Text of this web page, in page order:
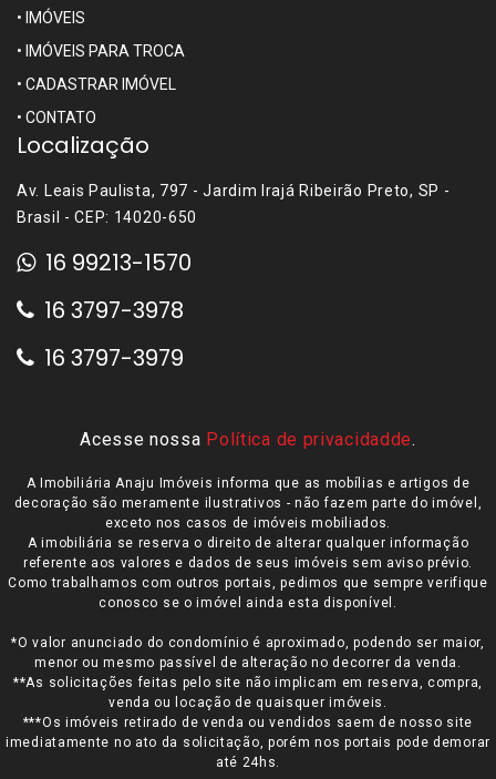
• IMÓVEIS
• IMÓVEIS PARA TROCA
• CADASTRAR IMÓVEL
• CONTATO
Localização
Av. Leais Paulista, 797 - Jardim Irajá Ribeirão Preto, SP -
Brasil - CEP: 14020-650
16 99213-1570
16 3797-3978
16 3797-3979
Acesse nossa Política de privacidadde.
A Imobiliária Anaju Imóveis informa que as mobílias e artigos de
decoração são meramente ilustrativos - não fazem parte do imóvel,
exceto nos casos de imóveis mobiliados.
A imobiliária se reserva o direito de alterar qualquer informação
referente aos valores e dados de seus imóveis sem aviso prévio.
Como trabalhamos com outros portais, pedimos que sempre verifique
conosco se o imóvel ainda esta disponível.
*O valor anunciado do condomínio é aproximado, podendo ser maior,
menor ou mesmo passível de alteração no decorrer da venda.
**As solicitações feitas pelo site não implicam em reserva, compra,
venda ou locação de quaisquer imóveis.
***Os imóveis retirado de venda ou vendidos saem de nosso site
imediatamente no ato da solicitação, porém nos portais pode demorar
até 24hs.